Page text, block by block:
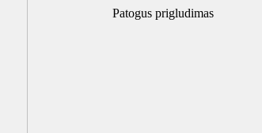
Patogus prigludimas